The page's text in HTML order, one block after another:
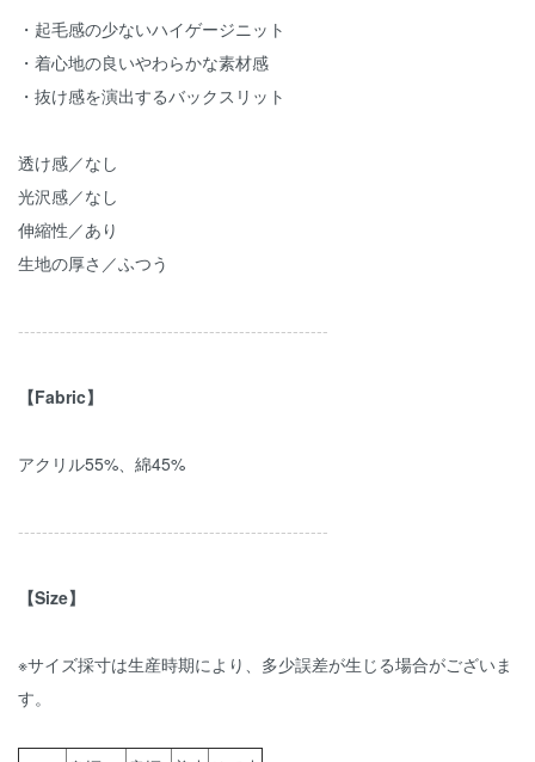
・起毛感の少ないハイゲージニット
・着心地の良いやわらかな素材感
・抜け感を演出するバックスリット
透け感／なし
光沢感／なし
伸縮性／あり
生地の厚さ／ふつう
----------------------------------------------------
【Fabric】
アクリル55%、綿45%
----------------------------------------------------
【Size】
※サイズ採寸は生産時期により、多少誤差が生じる場合がございま
す。